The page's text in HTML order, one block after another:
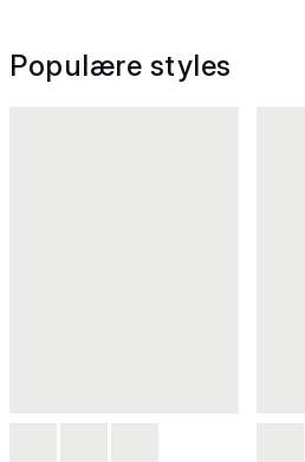
Populære styles